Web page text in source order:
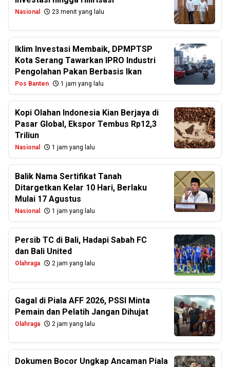
Nasional 23 menit yang lalu
Iklim Investasi Membaik, DPMPTSP
Kota Serang Tawarkan IPRO Industri
Pengolahan Pakan Berbasis Ikan
Pos Banten 1 jam yang lalu
Kopi Olahan Indonesia Kian Berjaya di
Pasar Global, Ekspor Tembus Rp12,3
Triliun
Nasional 1 jam yang lalu
Balik Nama Sertifikat Tanah
Ditargetkan Kelar 10 Hari, Berlaku
Mulai 17 Agustus
Nasional 1 jam yang lalu
Persib TC di Bali, Hadapi Sabah FC
dan Bali United
Olahraga 2 jam yang lalu
Gagal di Piala AFF 2026, PSSI Minta
Pemain dan Pelatih Jangan Dihujat
Olahraga 2 jam yang lalu
Dokumen Bocor Ungkap Ancaman Piala